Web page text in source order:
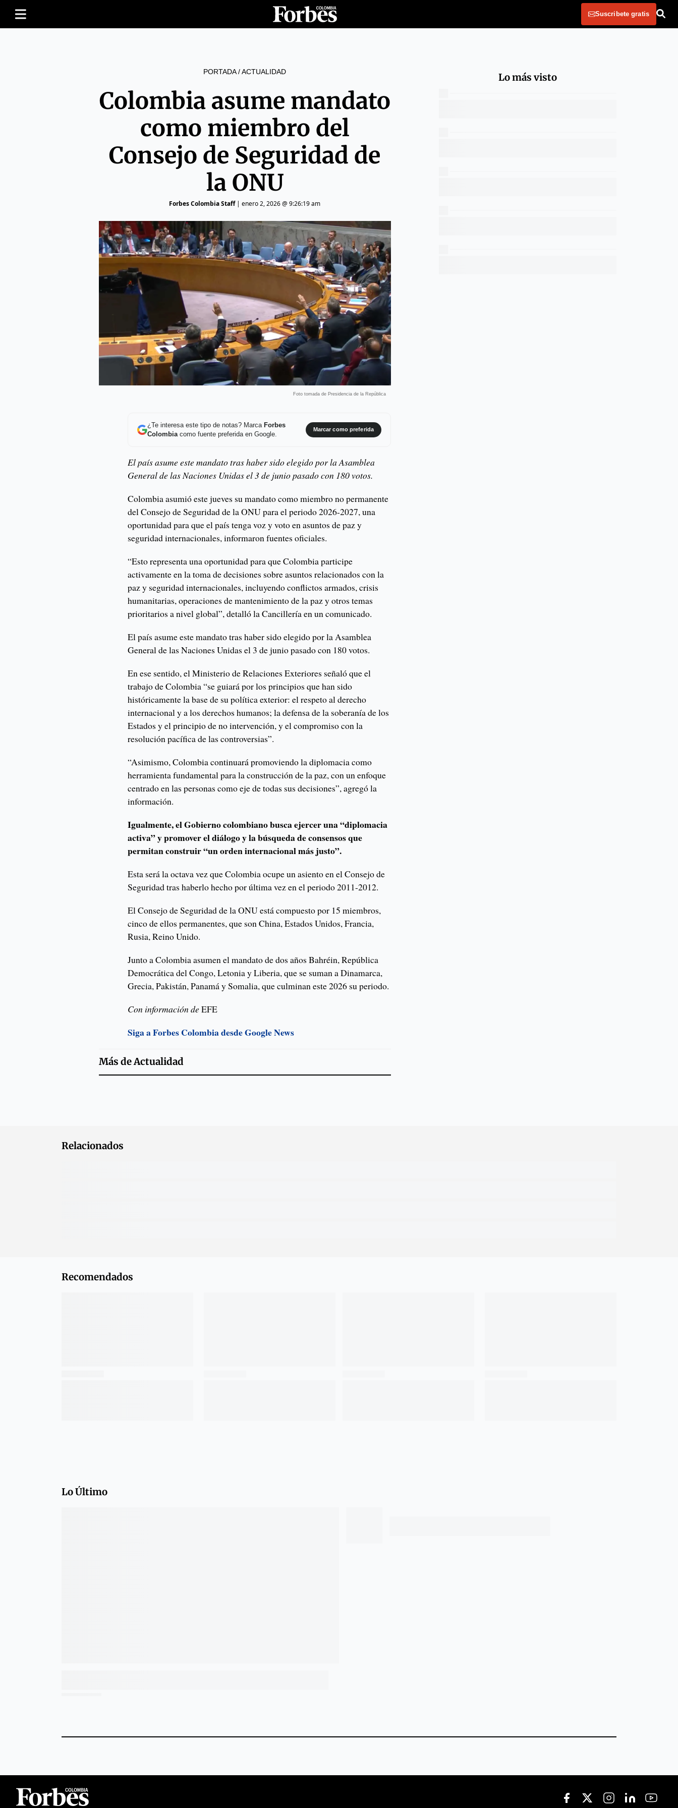
Suscribete gratis
PORTADA/ACTUALIDAD
Colombia asume mandato
como miembro del
Consejo de Seguridad de
la ONU
Forbes Colombia Staff| enero 2, 2026 @ 9:26:19 am
Foto tomada de Presidencia de la República
¿Te interesa este tipo de notas? Marca Forbes
Colombiacomo fuente preferida en Google.
Marcar como preferida
El país asume este mandato tras haber sido elegido por la Asamblea
General de las Naciones Unidas el 3 de junio pasado con 180 votos.
Colombia asumió este jueves su mandato como miembro no permanente
del Consejo de Seguridad de la ONU para el periodo 2026-2027, una
oportunidad para que el país tenga voz y voto en asuntos de paz y
seguridad internacionales, informaron fuentes oficiales.
“Esto representa una oportunidad para que Colombia participe
activamente en la toma de decisiones sobre asuntos relacionados con la
paz y seguridad internacionales, incluyendo conflictos armados, crisis
humanitarias, operaciones de mantenimiento de la paz y otros temas
prioritarios a nivel global”, detalló la Cancillería en un comunicado.
El país asume este mandato tras haber sido elegido por la Asamblea
General de las Naciones Unidas el 3 de junio pasado con 180 votos.
En ese sentido, el Ministerio de Relaciones Exteriores señaló que el
trabajo de Colombia “se guiará por los principios que han sido
históricamente la base de su política exterior: el respeto al derecho
internacional y a los derechos humanos; la defensa de la soberanía de los
Estados y el principio de no intervención, y el compromiso con la
resolución pacífica de las controversias”.
“Asimismo, Colombia continuará promoviendo la diplomacia como
herramienta fundamental para la construcción de la paz, con un enfoque
centrado en las personas como eje de todas sus decisiones”, agregó la
información.
Igualmente, el Gobierno colombiano busca ejercer una “diplomacia
activa” y promover el diálogo y la búsqueda de consensos que
permitan construir “un orden internacional más justo”.
Esta será la octava vez que Colombia ocupe un asiento en el Consejo de
Seguridad tras haberlo hecho por última vez en el periodo 2011-2012.
El Consejo de Seguridad de la ONU está compuesto por 15 miembros,
cinco de ellos permanentes, que son China, Estados Unidos, Francia,
Rusia, Reino Unido.
Junto a Colombia asumen el mandato de dos años Bahréin, República
Democrática del Congo, Letonia y Liberia, que se suman a Dinamarca,
Grecia, Pakistán, Panamá y Somalia, que culminan este 2026 su periodo.
Con información deEFE
Siga a Forbes Colombia desde Google News
Más deActualidad
Lo más visto
Relacionados
Recomendados
Lo Último